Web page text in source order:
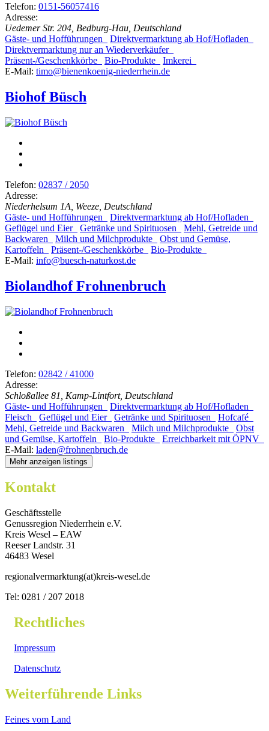
Telefon: 0151-56057416
Adresse:
Uedemer Str. 204, Bedburg-Hau, Deutschland
Gäste- und Hofführungen
Direktvermarktung ab Hof/Hofladen
Direktvermarktung nur an Wiederverkäufer
Präsent-/Geschenkkörbe
Bio-Produkte
Imkerei
E-Mail: timo@bienenkoenig-niederrhein.de
Biohof Büsch
Telefon: 02837 / 2050
Adresse:
Niederhelsum 1A, Weeze, Deutschland
Gäste- und Hofführungen
Direktvermarktung ab Hof/Hofladen
Geflügel und Eier
Getränke und Spirituosen
Mehl, Getreide und
Backwaren
Milch und Milchprodukte
Obst und Gemüse,
Kartoffeln
Präsent-/Geschenkkörbe
Bio-Produkte
E-Mail: info@buesch-naturkost.de
Biolandhof Frohnenbruch
Telefon: 02842 / 41000
Adresse:
Schloßallee 81, Kamp-Lintfort, Deutschland
Gäste- und Hofführungen
Direktvermarktung ab Hof/Hofladen
Fleisch
Geflügel und Eier Getränke und Spirituosen
Hofcafé
Mehl, Getreide und Backwaren
Milch und Milchprodukte
Obst
und Gemüse, Kartoffeln
Bio-Produkte
Erreichbarkeit mit ÖPNV
E-Mail: laden@frohnenbruch.de
Mehr anzeigen listings
Kontakt
Geschäftsstelle
Genussregion Niederrhein e.V.
Kreis Wesel – EAW
Reeser Landstr. 31
46483 Wesel
regionalvermarktung(at)kreis-wesel.de
Tel: 0281 / 207 2018
Rechtliches
Impressum
Datenschutz
Weiterführende Links
Feines vom Land